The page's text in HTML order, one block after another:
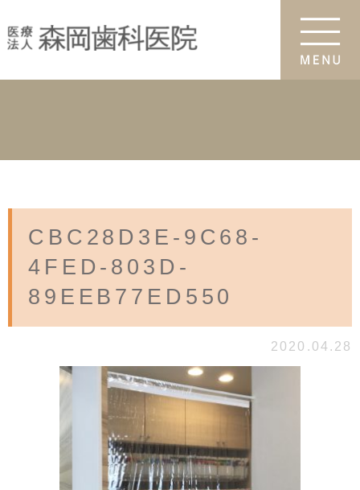
CBC28D3E-9C68-
4FED-803D-
89EEB77ED550
2020.04.28